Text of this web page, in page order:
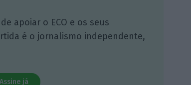
apoiar o ECO e os seus
é o jornalismo independente,
Assine já